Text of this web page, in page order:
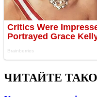
ЧИТАЙТЕ